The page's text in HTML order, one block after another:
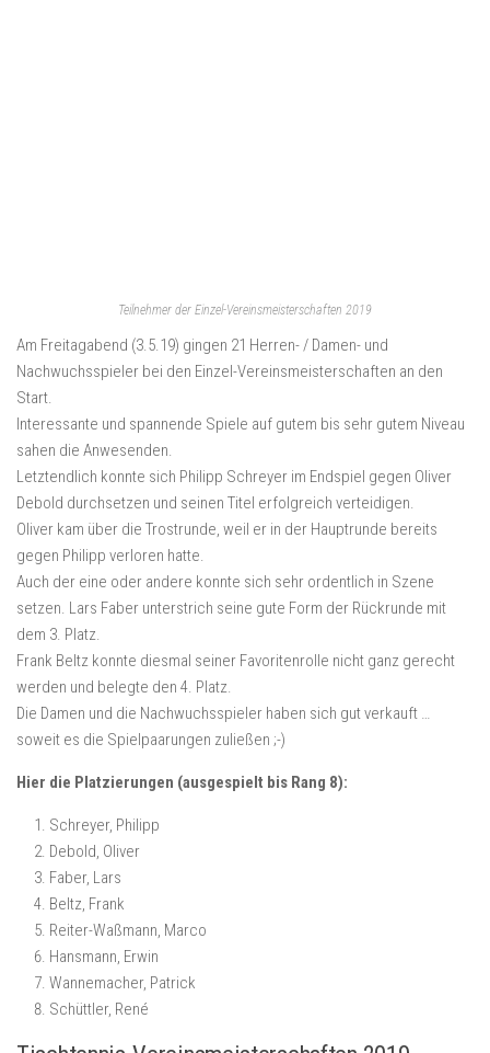
Teilnehmer der Einzel-Vereinsmeisterschaften 2019
Am Freitagabend (3.5.19) gingen 21 Herren- / Damen- und
Nachwuchsspieler bei den Einzel-Vereinsmeisterschaften an den
Start.
Interessante und spannende Spiele auf gutem bis sehr gutem Niveau
sahen die Anwesenden.
Letztendlich konnte sich Philipp Schreyer im Endspiel gegen Oliver
Debold durchsetzen und seinen Titel erfolgreich verteidigen.
Oliver kam über die Trostrunde, weil er in der Hauptrunde bereits
gegen Philipp verloren hatte.
Auch der eine oder andere konnte sich sehr ordentlich in Szene
setzen. Lars Faber unterstrich seine gute Form der Rückrunde mit
dem 3. Platz.
Frank Beltz konnte diesmal seiner Favoritenrolle nicht ganz gerecht
werden und belegte den 4. Platz.
Die Damen und die Nachwuchsspieler haben sich gut verkauft …
soweit es die Spielpaarungen zuließen ;-)
Hier die Platzierungen (ausgespielt bis Rang 8):
Schreyer, Philipp
Debold, Oliver
Faber, Lars
Beltz, Frank
Reiter-Waßmann, Marco
Hansmann, Erwin
Wannemacher, Patrick
Schüttler, René